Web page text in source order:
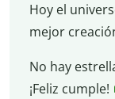
Hoy el
mejor
No hay
¡Feliz cumple!